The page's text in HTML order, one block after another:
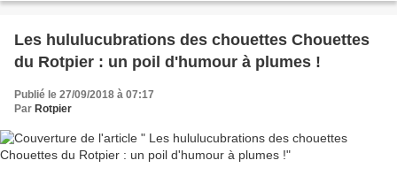
Les hululucubrations des chouettes Chouettes
du Rotpier : un poil d'humour à plumes !
Publié le 27/09/2018 à 07:17
Par Rotpier